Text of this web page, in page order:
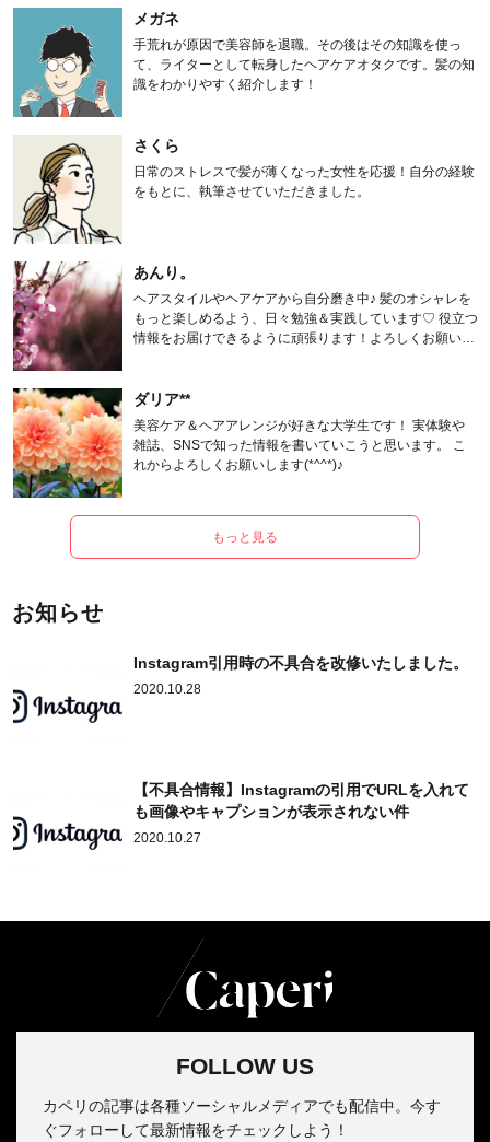
メガネ
手荒れが原因で美容師を退職。その後はその知識を使っ
て、ライターとして転身したヘアケアオタクです。髪の知
識をわかりやすく紹介します！
さくら
日常のストレスで髪が薄くなった女性を応援！自分の経験
をもとに、執筆させていただきました。
あんり。
ヘアスタイルやヘアケアから自分磨き中♪ 髪のオシャレを
もっと楽しめるよう、日々勉強＆実践しています♡ 役立つ
情報をお届けできるように頑張ります！よろしくお願いし
ダリア**
美容ケア＆ヘアアレンジが好きな大学生です！ 実体験や
雑誌、SNSで知った情報を書いていこうと思います。 こ
れからよろしくお願いします(*^^*)♪
もっと見る
お知らせ
Instagram引用時の不具合を改修いたしました。
2020.10.28
【不具合情報】Instagramの引用でURLを入れて
も画像やキャプションが表示されない件
2020.10.27
FOLLOW US
カペリの記事は各種ソーシャルメディアでも配信中。今す
ぐフォローして最新情報をチェックしよう！